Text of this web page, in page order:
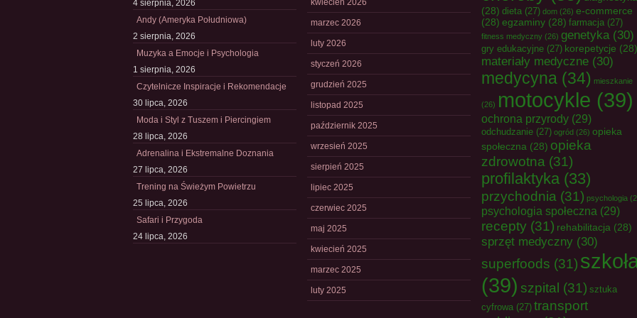
4 sierpnia, 2026
Andy (Ameryka Południowa)
2 sierpnia, 2026
Muzyka a Emocje i Psychologia
1 sierpnia, 2026
Czytelnicze Inspiracje i Rekomendacje
30 lipca, 2026
Moda i Styl z Tuszem i Piercingiem
28 lipca, 2026
Adrenalina i Ekstremalne Doznania
27 lipca, 2026
Trening na Świeżym Powietrzu
25 lipca, 2026
Safari i Przygoda
24 lipca, 2026
kwiecień 2026
marzec 2026
luty 2026
styczeń 2026
grudzień 2025
listopad 2025
październik 2025
wrzesień 2025
sierpień 2025
lipiec 2025
czerwiec 2025
maj 2025
kwiecień 2025
marzec 2025
luty 2025
(28) dieta (27) dom (26) e-commerce
(28) egzaminy (28) farmacja (27)
fitness medyczny (26) genetyka(30)
gry edukacyjne (27) korepetycje (28)
materiały medyczne (30)
medycyna (34) mieszkanie
(26) motocykle (39)
ochrona przyrody (29)
odchudzanie (27) ogród (26) opieka
społeczna (28) opieka
zdrowotna (31)
profilaktyka (33)
przychodnia (31) psychologia
psychologia społeczna (29)
recepty (31) rehabilitacja (28)
sprzęt medyczny (30)
superfoods (31)
(39) szpital (31) sztuka
cyfrowa (27) transport